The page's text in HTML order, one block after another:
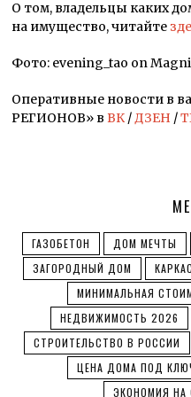
О том, владельцы каких
на имущество, читайте
Фото: evening_tao on
Оперативные новости в
РЕГИОНОВ» вВК /ДЗЕН /
ГАЗОБЕТОН ДОМ МЕЧТЫ
ЗАГОРОДНЫЙ ДОМ
МИНИМАЛЬНАЯ
НЕДВИЖИМОСТЬ 2026
СТРОИТЕЛЬСТВО В РОССИИ
ЦЕНА ДОМА ПОД
ЭКОНОМИЯ НА